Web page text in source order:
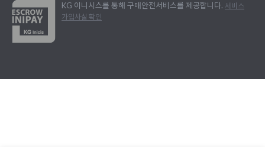
KG 이니시스를 통해 구매안전서비스를 제공합니다. 서비스
가입사실 확인